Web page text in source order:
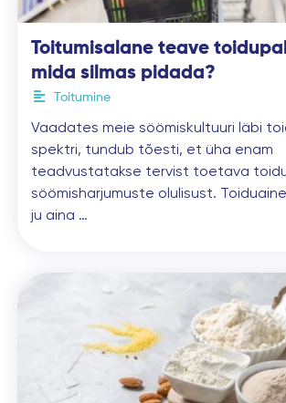
Toitumisalane teave
mida silmas pidada?
Toitumine
Vaadates meie söömiskultuuri läbi
spektri, tundub tõesti, et üha enam
teadvustatakse tervist toetava
söömisharjumuste olulisust.
ju aina …